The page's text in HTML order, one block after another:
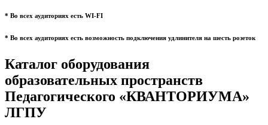
* Во всех аудиториях есть WI-FI
* Во всех аудиториях есть возможность подключения удлинителя на шесть розеток
Каталог оборудования
образовательных пространств
Педагогического «КВАНТОРИУМА»
ЛГПУ